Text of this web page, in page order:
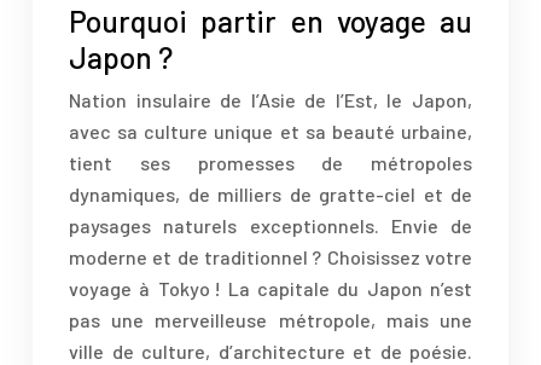
Pourquoi partir en voyage au
Japon ?
Nation insulaire de l’Asie de l’Est, le Japon,
avec sa culture unique et sa beauté urbaine,
tient ses promesses de métropoles
dynamiques, de milliers de gratte-ciel et de
paysages naturels exceptionnels. Envie de
moderne et de traditionnel ? Choisissez votre
voyage à Tokyo ! La capitale du Japon n’est
pas une merveilleuse métropole, mais une
ville de culture, d’architecture et de poésie.